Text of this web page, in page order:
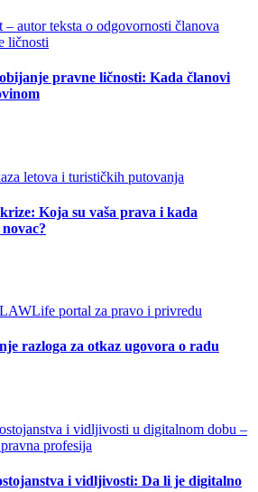
pravne ličnosti: Kada članovi
Koja su vaša prava i kada
razloga za otkaz ugovora o radu
i vidljivosti: Da li je digitalno